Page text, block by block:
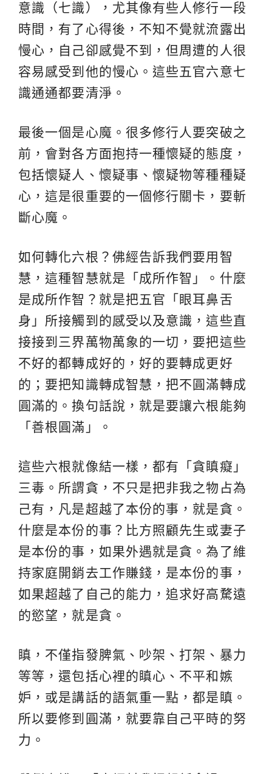
意識（七識），尤其像有些人修行一段
時間，有了心得後，不知不覺就流露出
慢心，自己卻感覺不到，但周遭的人很
容易感受到他的慢心。這些五官六意七
識通通都要清淨。
最後一個是心魔。很多修行人要突破之
前，會對各方面抱持一種懷疑的態度，
包括懷疑人、懷疑事、懷疑物等種種疑
心，這是很重要的一個修行關卡，要斬
斷心魔。
如何轉化六根？佛經告訴我們要用智
慧，這種智慧就是「成所作智」。什麼
是成所作智？就是把五官「眼耳鼻舌
身」所接觸到的感受以及意識，這些直
接接到三界萬物萬象的一切，要把這些
不好的都轉成好的，好的要轉成更好
的；要把知識轉成智慧，把不圓滿轉成
圓滿的。換句話說，就是要讓六根能夠
「善根圓滿」。
這些六根就像結一樣，都有「貪瞋癡」
三毒。所謂貪，不只是把非我之物占為
己有，凡是超越了本份的事，就是貪。
什麼是本份的事？比方照顧先生或妻子
是本份的事，如果外遇就是貪。為了維
持家庭開銷去工作賺錢，是本份的事，
如果超越了自己的能力，追求好高騖遠
的慾望，就是貪。
瞋，不僅指發脾氣、吵架、打架、暴力
等等，還包括心裡的瞋心、不平和嫉
妒，或是講話的語氣重一點，都是瞋。
所以要修到圓滿，就要靠自己平時的努
力。